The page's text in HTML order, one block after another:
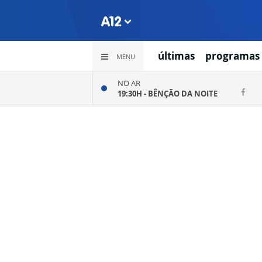
MENU últimas programas
NO AR
19:30H - BÊNÇÃO DA NOITE